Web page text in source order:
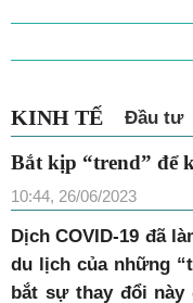
KINH TẾ Đầu tư
Bắt kịp “trend” để
10:44, 26/06/2023
Dịch COVID-19 đã
du lịch của những
bắt sự thay đổi